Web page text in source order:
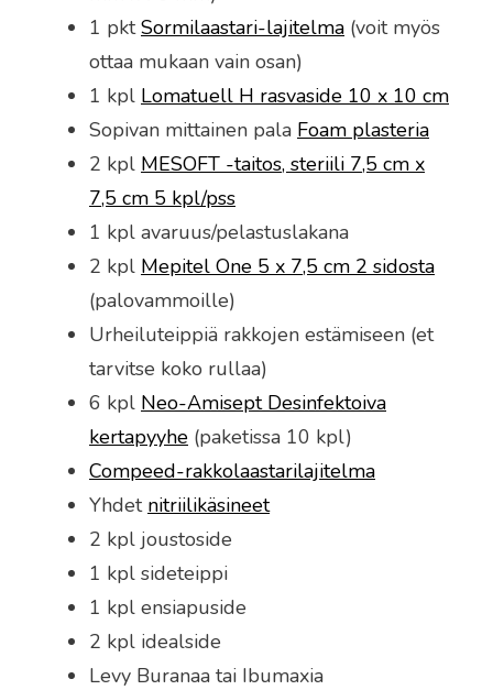
1 pktSormilaastari-lajitelma (voit myös
ottaa mukaan vain osan)
1 kpl Lomatuell H rasvaside 10 x 10 cm
Sopivan mittainen pala Foam plasteria
2 kpl MESOFT -taitos, steriili 7,5 cm x
7,5 cm 5 kpl/pss
1 kpl avaruus/pelastuslakana
2 kpl Mepitel One 5 x 7,5 cm 2 sidosta
(palovammoille)
Urheiluteippiä rakkojen estämiseen (et
tarvitse koko rullaa)
6 kpl Neo-Amisept Desinfektoiva
kertapyyhe (paketissa 10 kpl)
Compeed-rakkolaastarilajitelma
Yhdet nitriilikäsineet
2 kpl joustoside
1 kpl sideteippi
1 kpl ensiapuside
2 kpl idealside
Levy Buranaa tai Ibumaxia